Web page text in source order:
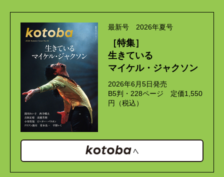
最新号 2026年夏号
［特集］
生きている
マイケル・ジャクソン
2026年6月5日発売
B5判・228ページ 定価1,550
円（税込）